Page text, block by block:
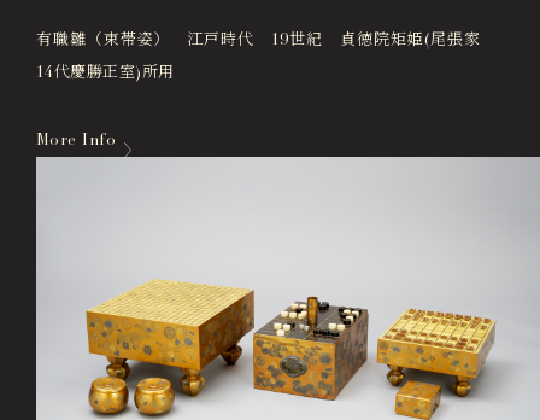
有職雛（束帯姿） 江戸時代 19世紀 貞徳院矩姫(尾張家
14代慶勝正室)所用
More Info